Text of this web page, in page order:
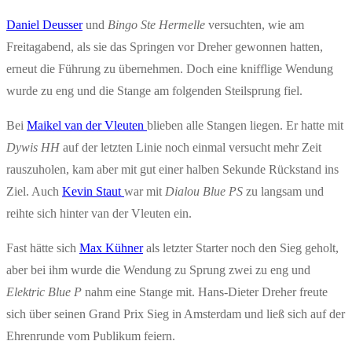
Daniel Deusserund Bingo Ste Hermelle versuchten, wie am
Freitagabend, als sie das Springen vor Dreher gewonnen hatten,
erneut die Führung zu übernehmen. Doch eine knifflige Wendung
wurde zu eng und die Stange am folgenden Steilsprung fiel.
Bei Maikel van der Vleuten blieben alle Stangen liegen. Er hatte mit
Dywis HH auf der letzten Linie noch einmal versucht mehr Zeit
rauszuholen, kam aber mit gut einer halben Sekunde Rückstand ins
Ziel. Auch Kevin Staut war mit Dialou Blue PS zu langsam und
reihte sich hinter van der Vleuten ein.
Fast hätte sich Max Kühnerals letzter Starter noch den Sieg geholt,
aber bei ihm wurde die Wendung zu Sprung zwei zu eng und
Elektric Blue P nahm eine Stange mit. Hans-Dieter Dreher freute
sich über seinen Grand Prix Sieg in Amsterdam und ließ sich auf der
Ehrenrunde vom Publikum feiern.